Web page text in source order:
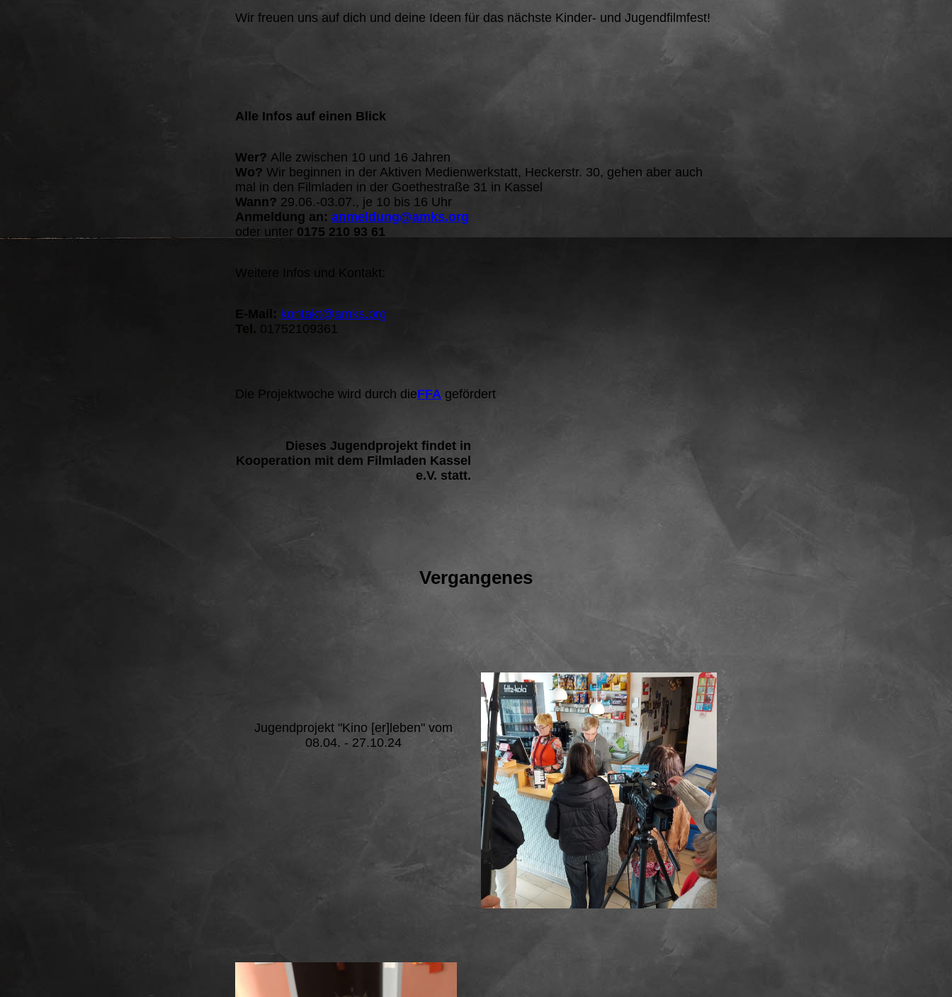
Wir freuen uns auf dich und deine Ideen für das nächste Kinder- und Jugendfilmfest!
Alle Infos auf einen Blick
Wer? Alle zwischen 10 und 16 Jahren
Wo? Wir beginnen in der Aktiven Medienwerkstatt, Heckerstr. 30, gehen aber auch
mal in den Filmladen in der Goethestraße 31 in Kassel
Wann? 29.06.-03.07., je 10 bis 16 Uhr
Anmeldung an: anmeldung@amks.org
oder unter 0175 210 93 61
Weitere Infos und Kontakt:
E-Mail: kontakt@amks.org
Tel. 01752109361
Die Projektwoche wird durch dieFFA gefördert
Dieses Jugendprojekt findet in
Kooperation mit dem Filmladen Kassel
e.V. statt.
Vergangenes
Jugendprojekt "Kino [er]leben" vom
08.04. - 27.10.24